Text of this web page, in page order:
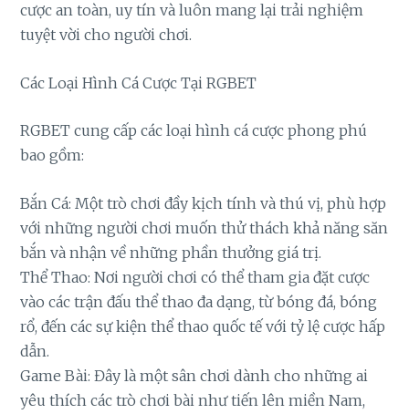
cược an toàn, uy tín và luôn mang lại trải nghiệm
tuyệt vời cho người chơi.
Các Loại Hình Cá Cược Tại RGBET
RGBET cung cấp các loại hình cá cược phong phú
bao gồm:
Bắn Cá: Một trò chơi đầy kịch tính và thú vị, phù hợp
với những người chơi muốn thử thách khả năng săn
bắn và nhận về những phần thưởng giá trị.
Thể Thao: Nơi người chơi có thể tham gia đặt cược
vào các trận đấu thể thao đa dạng, từ bóng đá, bóng
rổ, đến các sự kiện thể thao quốc tế với tỷ lệ cược hấp
dẫn.
Game Bài: Đây là một sân chơi dành cho những ai
yêu thích các trò chơi bài như tiến lên miền Nam,